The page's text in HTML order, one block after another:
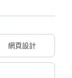
網頁設計